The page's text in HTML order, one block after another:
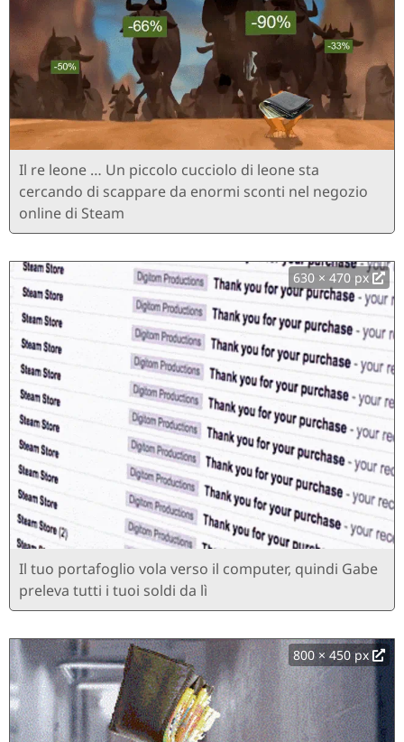
Il re leone … Un piccolo cucciolo di leone sta
cercando di scappare da enormi sconti nel negozio
online di Steam
630 × 470 px
Il tuo portafoglio vola verso il computer, quindi Gabe
preleva tutti i tuoi soldi da lì
800 × 450 px